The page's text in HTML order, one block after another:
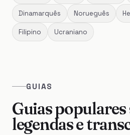
Dinamarquês Norueguês
Filipino Ucraniano
GUIAS
Guias populares
legendas e